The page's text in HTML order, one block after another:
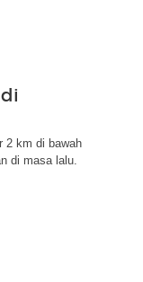
2 km di bawah
di masa lalu.